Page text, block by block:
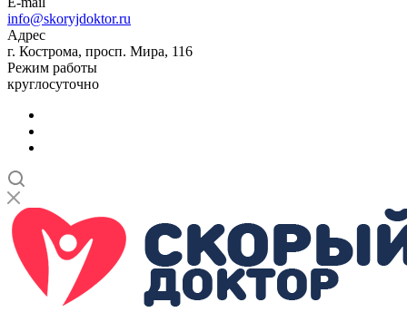
info@skoryjdoktor.ru
Адрес
г. Кострома, просп. Мира, 116
Режим работы
круглосуточно